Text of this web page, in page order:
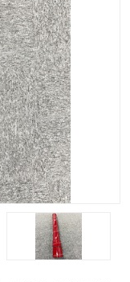
垢
商用防垢器/家用防
油催化器